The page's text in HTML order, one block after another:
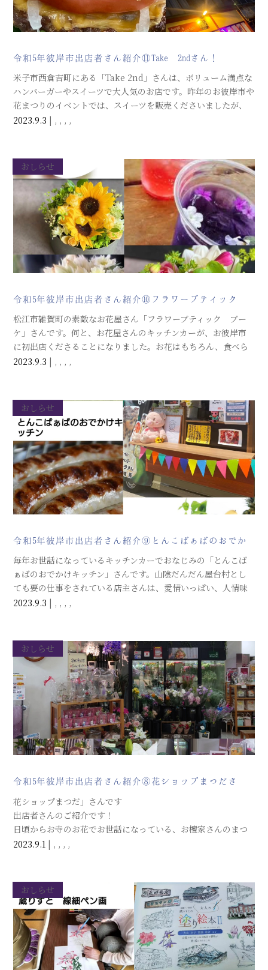
令和5年彼岸市出店者さん紹介⑪Take 2ndさん！
2023.9.3 | , , , ,
米子市西倉吉町にある「Take 2nd」さんは、ボリューム満点な
ハンバーガーやスイーツで大人気のお店です。昨年のお彼岸市や
花まつりのイベントでは、スイーツを販売くださいましたが、
今年のお彼岸市には、いよいよ焼き立てハンバーガーが登場で
令和5年彼岸市出店者さん紹介⑩フラワーブティック
ブーケさん！
2023.9.3 |
おしらせ
, , , ,
松江市雑賀町の素敵なお花屋さん「フラワーブティック ブー
ケ」さんです。何と、お花屋さんのキッチンカーが、お彼岸市
に初出店くださることになりました。お花はもちろん、食べら
れるお花をつかった「エリブルフラワードリンク」も用意され
令和5年彼岸市出店者さん紹介⑨とんこばぁばのおでか
けキッチンさん！
2023.9.3 |
おしらせ
, , , ,
毎年お世話になっているキッチンカーでおなじみの「とんこば
ぁばのおでかけキッチン」さんです。山陰だんだん屋台村とし
ても要の仕事をされている店主さんは、愛情いっぱい、人情味
あふれる素敵な方です。迎接院のお彼岸市には、欠かせないお
令和5年彼岸市出店者さん紹介⑧花ショップまつださ
ん！
2023.9.1 |
おしらせ
, , , ,
花ショップまつだ」さんです
出店者さんのご紹介です！
日頃からお寺のお花でお世話になっている、お檀家さんのまつ
ださんです。米子の天満屋１階に店舗を構えていらっしゃいま
おしらせ